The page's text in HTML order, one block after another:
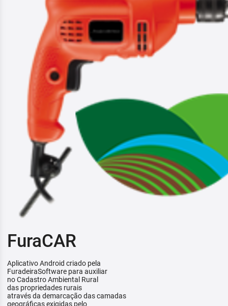
FuraCAR
Aplicativo Android criado pela
FuradeiraSoftware para auxiliar
no Cadastro Ambiental Rural
das propriedades rurais
através da demarcação das camadas
geográficas exigidas pelo